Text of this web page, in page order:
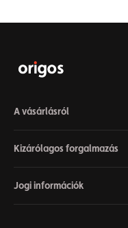
A vásárlásról
Kizárólagos forgalmazás
Jogi információk